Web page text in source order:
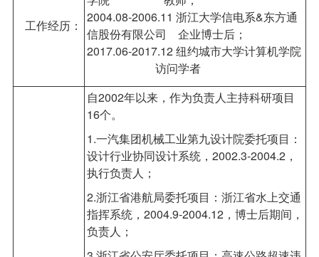
工作经历：
2004.08-2006.11 浙江大学信电系&东方通
信股份有限公司 企业博士后；
2017.06-2017.12 纽约城市大学计算机学院
访问学者
自2002年以来，作为负责人主持科研项目
16个。
1.一汽集团机械工业第九设计院委托项目：
设计行业协同设计系统，2002.3-2004.2，
执行负责人；
2.浙江省港航局委托项目：浙江省水上交通
指挥系统，2004.9-2004.12，博士后期间，
负责人；